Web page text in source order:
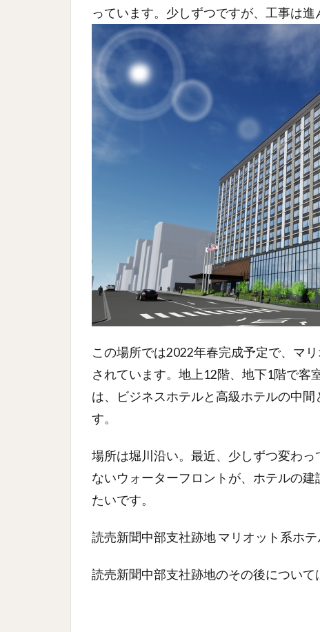
っています。少しずつですが、工事は進
この場所では2022年春完成予定で、マ
されています。地上12階、地下1階で客
は、ビジネスホテルと高級ホテルの中
す。
場所は堀川沿い。最近、少しずつ変わ
ないウォーターフロントが、ホテルの
たいです。
読売新聞中部支社跡地 マリオット系ホ
読売新聞中部支社跡地のその後について